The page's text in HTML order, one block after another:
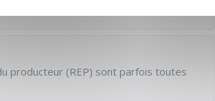
titre des filières :
producteur (REP) sont parfois toutes